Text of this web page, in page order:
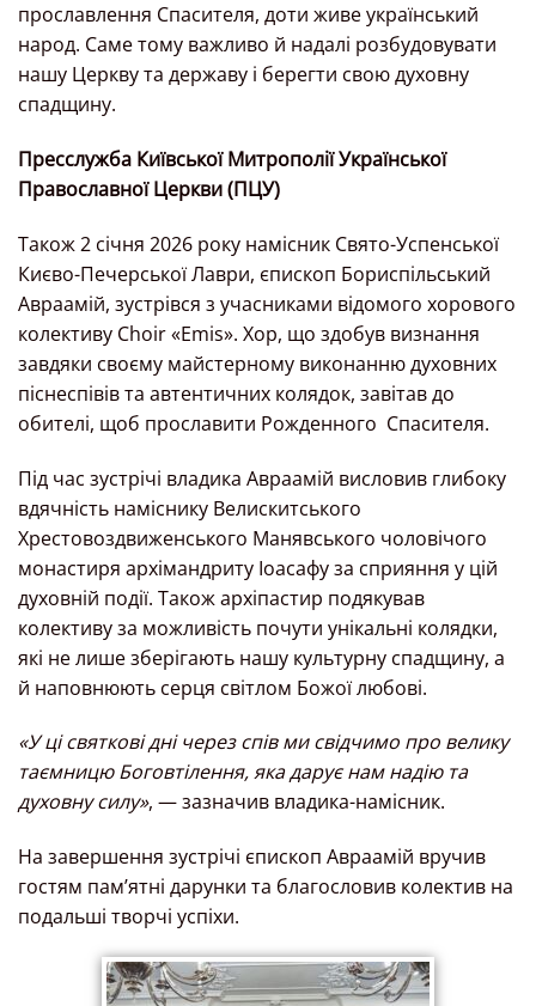
прославлення Спасителя, доти живе український
народ. Саме тому важливо й надалі розбудовувати
нашу Церкву та державу і берегти свою духовну
спадщину.
Пресслужба Київської МитрополіїУкраїнської
Православної Церкви (ПЦУ)
Також 2 січня 2026 року намісник Свято-Успенської
Києво-Печерської Лаври, єпископ Бориспільський
Авраамій, зустрівся з учасниками відомого хорового
колективу Choir «Emis». Хор, що здобув визнання
завдяки своєму майстерному виконанню духовних
піснеспівів та автентичних колядок, завітав до
обителі, щоб прославити Рожденного Спасителя.
Під час зустрічі владика Авраамій висловив глибоку
вдячність наміснику Велискитського
Хрестовоздвиженського Манявського чоловічого
монастиря архімандриту Іоасафу за сприяння у цій
духовній події. Також архіпастир подякував
колективу за можливість почути унікальні колядки,
які не лише зберігають нашу культурну спадщину, а
й наповнюють серця світлом Божої любові.
«У ці святкові дні через спів ми свідчимо про велику
таємницю Боговтілення, яка дарує нам надію та
духовну силу», — зазначив владика-намісник.
На завершення зустрічі єпископ Авраамій вручив
гостям пам’ятні дарунки та благословив колектив на
подальші творчі успіхи.